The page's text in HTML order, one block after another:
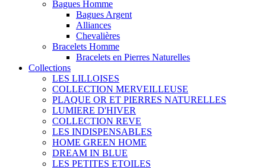
Bagues Homme
Bagues Argent
Alliances
Chevalières
Bracelets Homme
Bracelets en Pierres Naturelles
Collections
LES LILLOISES
COLLECTION MERVEILLEUSE
PLAQUE OR ET PIERRES NATURELLES
LUMIERE D'HIVER
COLLECTION REVE
LES INDISPENSABLES
HOME GREEN HOME
DREAM IN BLUE
LES PETITES ETOILES